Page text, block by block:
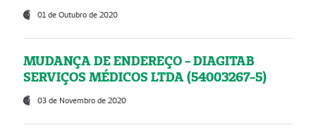
01 de Outubro de 2020
MUDANÇA DE ENDEREÇO - DIAGITAB
SERVIÇOS MÉDICOS LTDA (54003267-5)
03 de Novembro de 2020